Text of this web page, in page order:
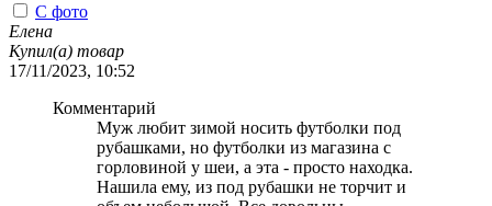
С фото
Елена
Купил(а) товар
17/11/2023, 10:52
Комментарий
Муж любит зимой носить футболки под
рубашками, но футболки из магазина с
горловиной у шеи, а эта - просто находка.
Нашила ему, из под рубашки не торчит и